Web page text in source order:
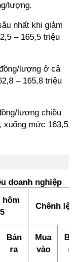
lượng.
nhất khi giảm
– 165,5 triệu
lượng ở cả
– 165,8 triệu
lượng chiều
xuống mức 163,5
doanh nghiệp
hôm
Chênh
Bán
ra
Mua
vào